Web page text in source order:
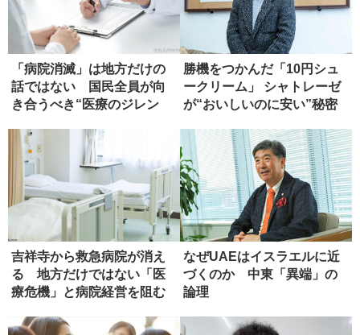
「病院消滅」は地方だけの
話ではない 国民全員が向
き合うべき“医療のジレン
勝機をつかんだ「10円シュ
ークリーム」 シャトレーゼ
が“おいしいのに安い”秘密
吉祥寺から救急病院が消え
る 地方だけではない「医
療危機」と病院経営を阻む
なぜUAEはイスラエルに近
づくのか 中東「異端」の
論理